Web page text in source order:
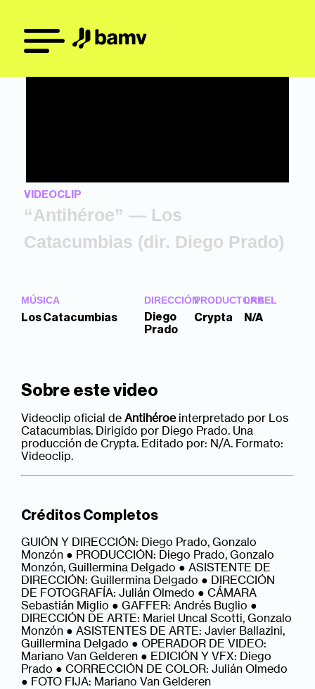
VIDEOCLIP
“Antihéroe” — Los
Catacumbias (dir. Diego Prado)
MÚSICA
Los Catacumbias
DIRECCIÓN
Diego
Prado
PRODUCTORA
Crypta
LABEL
N/A
Sobre este video
Videoclip oficial deAntihéroeinterpretado por Los
Catacumbias. Dirigido por Diego Prado. Una
producción de Crypta. Editado por: N/A. Formato:
Videoclip.
Créditos Completos
GUIÓN Y DIRECCIÓN: Diego Prado, Gonzalo
Monzón ● PRODUCCIÓN: Diego Prado, Gonzalo
Monzón, Guillermina Delgado ● ASISTENTE DE
DIRECCIÓN: Guillermina Delgado ● DIRECCIÓN
DE FOTOGRAFÍA: Julián Olmedo ● CÁMARA
Sebastián Miglio ● GAFFER: Andrés Buglio ●
DIRECCIÓN DE ARTE: Mariel Uncal Scotti, Gonzalo
Monzón ● ASISTENTES DE ARTE: Javier Ballazini,
Guillermina Delgado ● OPERADOR DE VIDEO:
Mariano Van Gelderen ● EDICIÓN Y VFX: Diego
Prado ● CORRECCIÓN DE COLOR: Julián Olmedo
● FOTO FIJA: Mariano Van Gelderen